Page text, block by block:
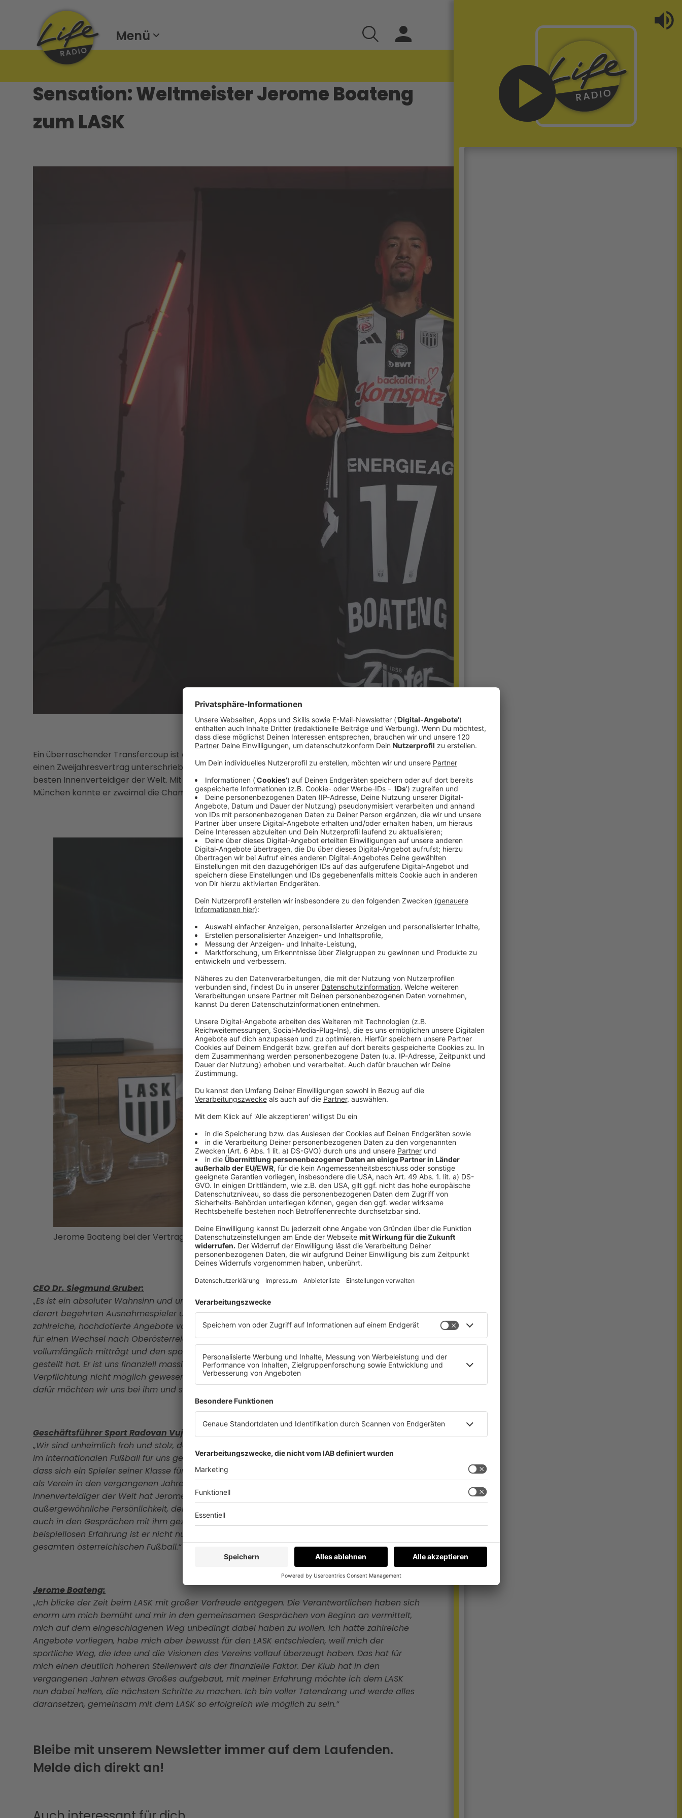
Menü
Sensation: Weltmeister Jerome Boateng
zum LASK
Ein überraschender Transfercoup ist dem LASK gelungen! Jerome Boateng hat bei den Linzern
einen Zweijahresvertrag unterschrieben. Der 35-jährige Deutsche war über Jahre einer der
besten Innenverteidiger der Welt. Mit Deutschland wurde er 2014 Weltmeister, mit Bayern
München konnte er zweimal die Champions League gewinnen.
Jerome Boateng bei der Vertragsunterzeichnung mit LASK-CEO Siegmund Gruber.
CEO Dr. Siegmund Gruber:
„Es ist ein absoluter Wahnsinn und unfassbar, dass wir mit Jerome Boateng einen international
derart begehrten Ausnahmespieler und Vorzeigeathleten zum LASK holen konnten. Er hatte
zahlreiche, hochdotierte Angebote vorliegen. Dass wir uns hier durchsetzen konnten und er sich
für einen Wechsel nach Oberösterreich entschieden hat, war nur möglich, weil er unsere Vision
vollumfänglich mitträgt und den sportlichen Weg über seine wirtschaftlichen Interessen
gestellt hat. Er ist uns finanziell massiv entgegengekommen, andernfalls wäre seine
Verpflichtung nicht möglich gewesen. Das zeigt seinen außergewöhnlichen Charakter und
dafür möchten wir uns bei ihm und seinem Management recht herzlich bedanken.“
Geschäftsführer Sport Radovan Vujanovic:
„Wir sind unheimlich froh und stolz, dass wir mit Jerome Boateng ein absolutes Aushängeschild
im internationalen Fußball für uns gewinnen konnten. Es ist für uns eine große Auszeichnung,
dass sich ein Spieler seiner Klasse für uns entschieden hat und zeigt, welche Entwicklung wir
als Verein in den vergangenen Jahren genommen haben. Als einer der besten
Innenverteidiger der Welt hat Jerome den Fußball über viele Jahre hinweg geprägt. Er ist eine
außergewöhnliche Persönlichkeit, der stets nach dem maximalen Erfolg strebt, das hat sich
auch in den Gesprächen mit ihm gezeigt. Mit seiner fußballerischen Klasse und seiner
beispiellosen Erfahrung ist er nicht nur ein enormer Gewinn für uns, sondern auch für den
gesamten österreichischen Fußball.“
Jerome Boateng:
„Ich blicke der Zeit beim LASK mit großer Vorfreude entgegen. Die Verantwortlichen haben sich
enorm um mich bemüht und mir in den gemeinsamen Gesprächen von Beginn an vermittelt,
mich auf dem eingeschlagenen Weg unbedingt dabei haben zu wollen. Ich hatte zahlreiche
Angebote vorliegen, habe mich aber bewusst für den LASK entschieden, weil mich der
sportliche Weg, die Idee und die Visionen des Vereins vollauf überzeugt haben. Das hat für
mich einen deutlich höheren Stellenwert als der finanzielle Faktor. Der Klub hat in den
vergangenen Jahren etwas Großes aufgebaut, mit meiner Erfahrung möchte ich dem LASK
nun dabei helfen, die nächsten Schritte zu machen. Ich bin voller Tatendrang und werde alles
daransetzen, gemeinsam mit dem LASK so erfolgreich wie möglich zu sein.“
Bleibe mit unserem Newsletter immer auf dem Laufenden.
Melde dich direkt an!